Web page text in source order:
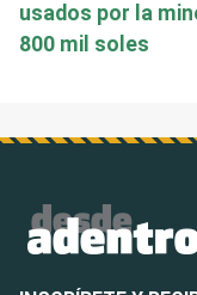
usados por la
800 mil soles